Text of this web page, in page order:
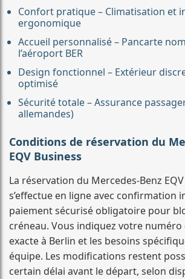
Confort pratique – Climatisation et
ergonomique
Accueil personnalisé – Pancarte
l’aéroport BER
Design fonctionnel – Extérieur
optimisé
Sécurité totale – Assurance
allemandes)
Conditions de réservation du
EQV Business
La réservation du Mercedes-Benz
s’effectue en ligne avec confirmation
paiement sécurisé obligatoire pour
créneau. Vous indiquez votre numéro
exacte à Berlin et les besoins
équipe. Les modifications restent
certain délai avant le départ, selon